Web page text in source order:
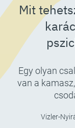
Mit
Egy olyan
van a
Vizler-